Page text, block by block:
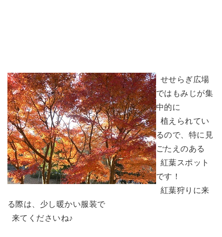
せせらぎ広場
ではもみじが集
中的に
植えられてい
るので、特に見
ごたえのある
紅葉スポット
です！
紅葉狩りに来
る際は、少し暖かい服装で
来てくださいね♪